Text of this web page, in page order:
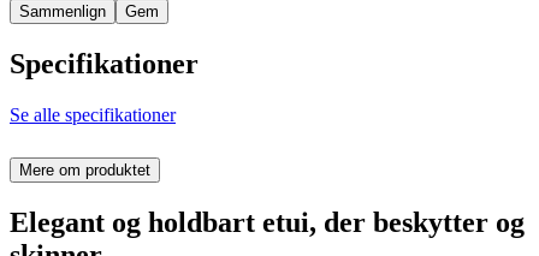
Sammenlign Gem
Specifikationer
Se alle specifikationer
Mere om produktet
Elegant og holdbart etui, der beskytter og